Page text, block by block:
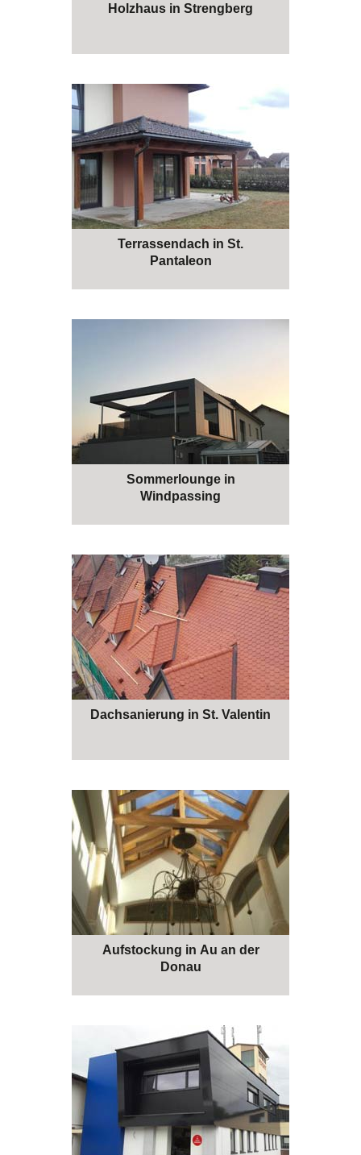
Holzhaus in Strengberg
Terrassendach in St.
Pantaleon
Sommerlounge in
Windpassing
Dachsanierung in St. Valentin
Aufstockung in Au an der
Donau